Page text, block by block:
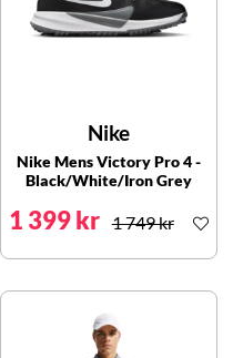
Nike
Nike Mens Victory Pro 4 -
Black/White/Iron Grey
1 399 kr 1 749 kr